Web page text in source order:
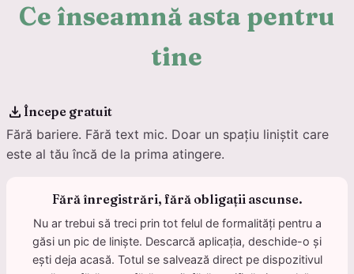
Ce înseamnă asta pentru
tine
download Începe gratuit
Fără bariere. Fără text mic. Doar un spațiu liniștit care
este al tău încă de la prima atingere.
Fără înregistrări, fără obligații ascunse.
Nu ar trebui să treci prin tot felul de formalități pentru a
găsi un pic de liniște. Descarcă aplicația, deschide-o și
ești deja acasă. Totul se salvează direct pe dispozitivul